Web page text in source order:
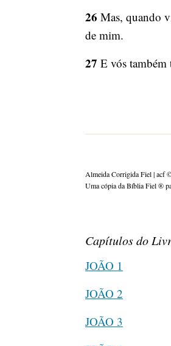
26 Mas, quando
de mim.
27 E vós também
Almeida Corrigida Fiel | acf
Uma cópia da Bíblia Fiel ®️
Capítulos do
JOÃO 1
JOÃO 2
JOÃO 3